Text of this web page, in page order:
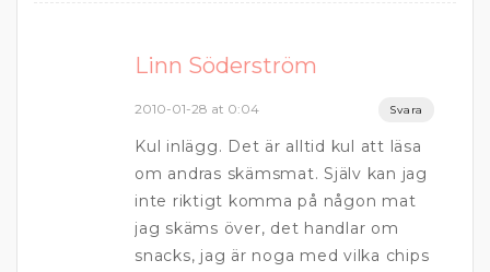
Linn Söderström
2010-01-28 at 0:04 Svara
Kul inlägg. Det är alltid kul att läsa
om andras skämsmat. Själv kan jag
inte riktigt komma på någon mat
jag skäms över, det handlar om
snacks, jag är noga med vilka chips